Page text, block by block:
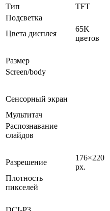
Тип
TFT
Подсветка
Цвета дисплея
65K
цветов
Размер
Screen/body
Сенсорный экран
Мультитач
Распознавание
слайдов
Разрешение
176×220
px.
Плотность
пикселей